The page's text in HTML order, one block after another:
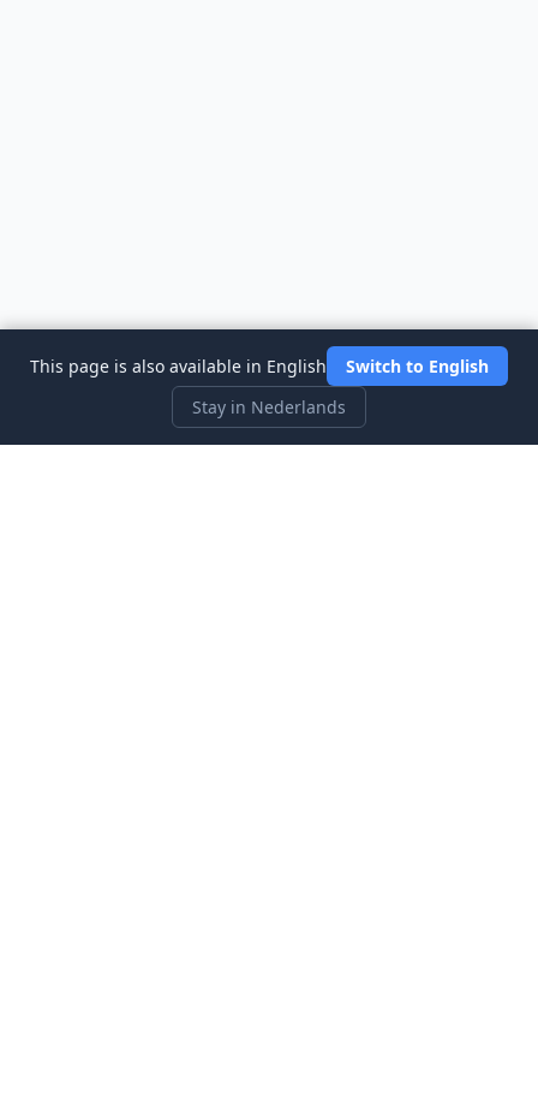
This page is also available in English
Switch to English
Stay in Nederlands